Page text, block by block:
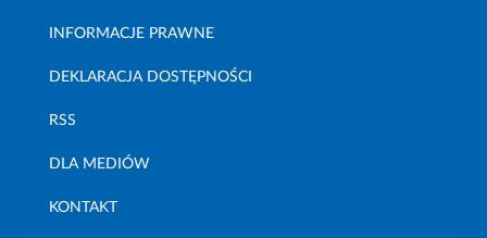
INFORMACJE PRAWNE
DEKLARACJA DOSTĘPNOŚCI
RSS
DLA MEDIÓW
KONTAKT